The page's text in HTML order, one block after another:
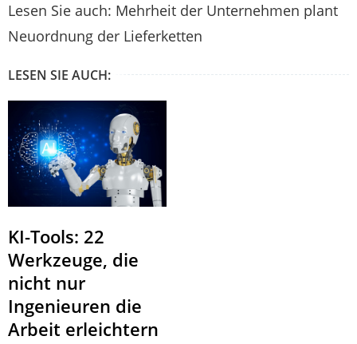
Lesen Sie auch: Mehrheit der Unternehmen plant
Neuordnung der Lieferketten
LESEN SIE AUCH:
KI-Tools: 22
Werkzeuge, die
nicht nur
Ingenieuren die
Arbeit erleichtern